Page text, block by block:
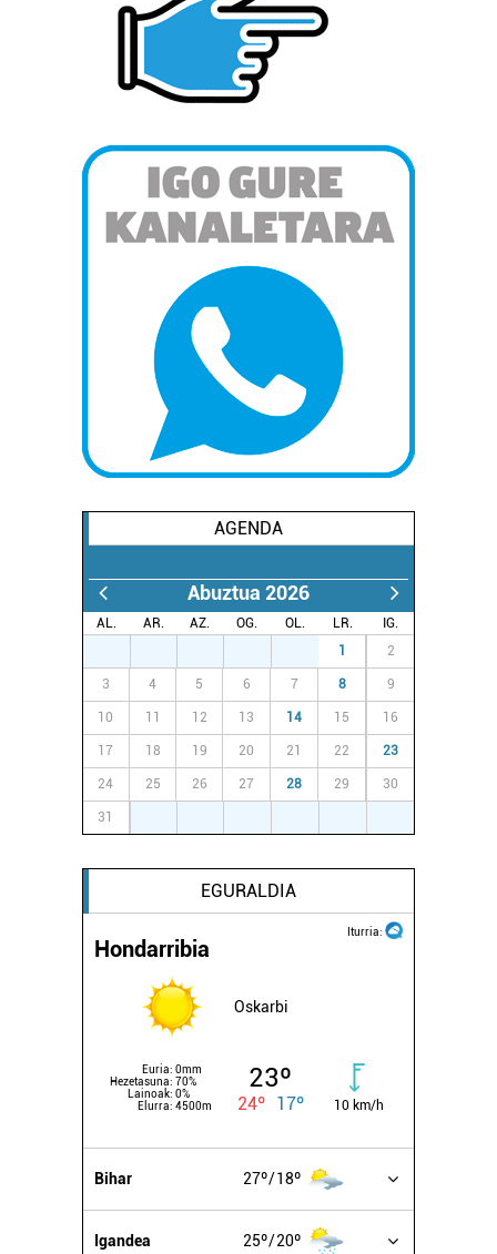
AGENDA
Abuztua 2026
AL. AR. AZ. OG. OL. LR.
IG.
1 2
3 4 5 6 7 8 9
10 11 12 13 14 15 16
17 18 19 20 21 22 23
24 25 26 27 28 29 30
31
EGURALDIA
Iturria:
Hondarribia
Oskarbi
Euria: 0mm
Hezetasuna: 70%
Lainoak: 0%
Elurra: 4500m
23º
24º 17º 10 km/h
Bihar 27º 18º
Igandea 25º 20º